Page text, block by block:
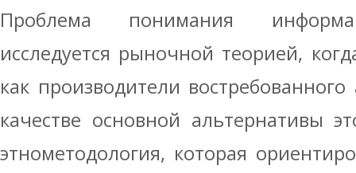
Проблема понимания
исследуется рыночной теорией,
как производители
качестве основной альтернативы
этнометодология, которая